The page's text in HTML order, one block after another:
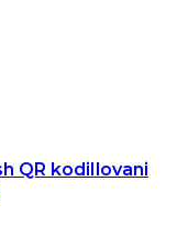
Ilovani